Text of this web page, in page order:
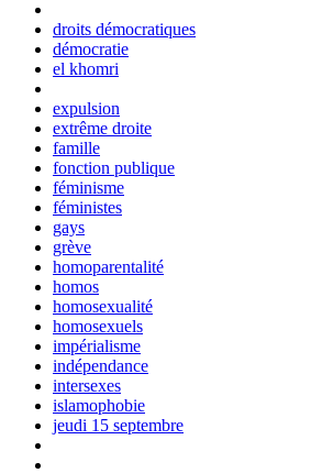
droits démocratiques
démocratie
el khomri
expulsion
extrême droite
famille
fonction publique
féminisme
féministes
gays
grève
homoparentalité
homos
homosexualité
homosexuels
impérialisme
indépendance
intersexes
islamophobie
jeudi 15 septembre